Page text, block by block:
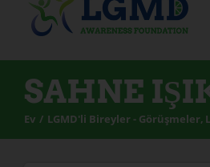
SAHNE
Ev LGMD'li Bireyler - Görüşmeler